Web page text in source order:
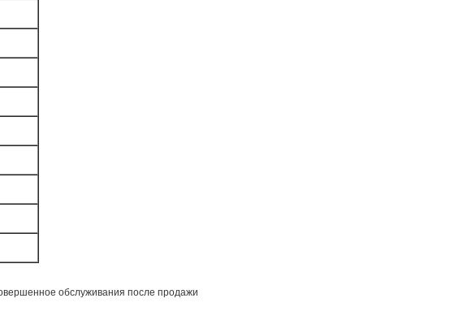
обслуживания после продажи